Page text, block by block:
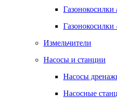
Газонокосилки
Газонокосилки
Измельчители
Насосы и станции
Насосы
Насосные